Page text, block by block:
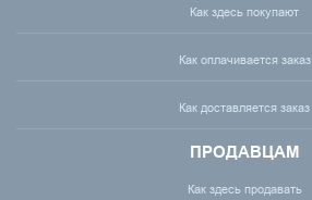
Как здесь покупают
Как оплачивается заказ
Как доставляется заказ
ПРОДАВЦАМ
Как здесь продавать